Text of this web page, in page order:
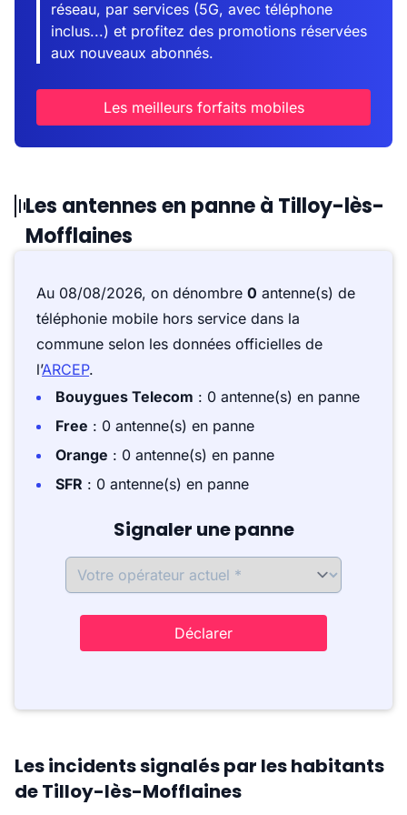
réseau, par services (5G, avec téléphone
inclus...) et profitez des promotions réservées
aux nouveaux abonnés.
Les meilleurs forfaits mobiles
Les antennes en panne à Tilloy-lès-
Mofflaines
Au 08/08/2026, on dénombre 0 antenne(s) de
téléphonie mobile hors service dans la
commune selon les données officielles de
l’ARCEP.
Bouygues Telecom : 0 antenne(s) en panne
Free : 0 antenne(s) en panne
Orange : 0 antenne(s) en panne
SFR : 0 antenne(s) en panne
Signaler une panne
Déclarer
Les incidents signalés par les habitants
de Tilloy-lès-Mofflaines